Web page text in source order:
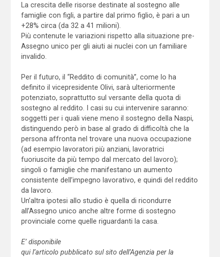
La crescita delle risorse destinate al sostegno alle
famiglie con figli, a partire dal primo figlio, è pari a un
+28% circa (da 32 a 41 milioni).
Più contenute le variazioni rispetto alla situazione pre-
Assegno unico per gli aiuti ai nuclei con un familiare
invalido.
Per il futuro, il “Reddito di comunità”, come lo ha
definito il vicepresidente Olivi, sarà ulteriormente
potenziato, soprattutto sul versante della quota di
sostegno al reddito. I casi su cui intervenire saranno:
soggetti per i quali viene meno il sostegno della Naspi,
distinguendo però in base al grado di difficoltà che la
persona affronta nel trovare una nuova occupazione
(ad esempio lavoratori più anziani, lavoratrici
fuoriuscite da più tempo dal mercato del lavoro);
singoli o famiglie che manifestano un aumento
consistente dell’impegno lavorativo, e quindi del reddito
da lavoro.
Un’altra ipotesi allo studio è quella di ricondurre
all’Assegno unico anche altre forme di sostegno
provinciale come quelle riguardanti la casa.
E’ disponibile
qui l’articolo pubblicato sul sito dell’Agenzia per la